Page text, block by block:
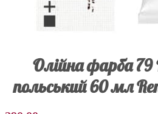
Олійна фарба 79
польський 60 мл